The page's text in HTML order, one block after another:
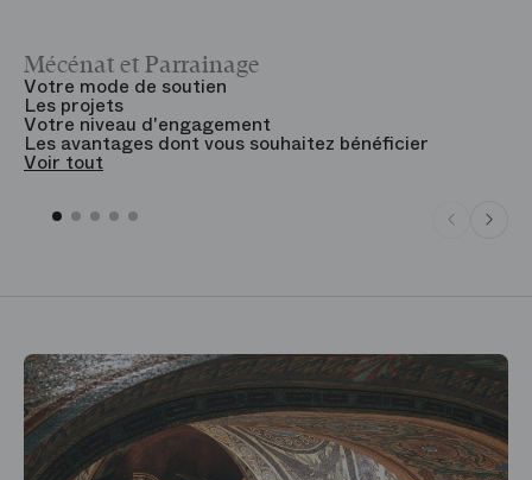
Mécénat et Parrainage
Votre mode de soutien
Les projets
Votre niveau d'engagement
Les avantages dont vous souhaitez bénéficier
Voir tout